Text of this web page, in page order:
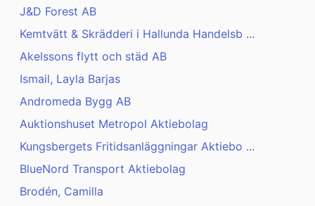
J&D Forest AB
Kemtvätt & Skrädderi i Hallunda Handelsb ...
Akelssons flytt och städ AB
Ismail, Layla Barjas
Andromeda Bygg AB
Auktionshuset Metropol Aktiebolag
Kungsbergets Fritidsanläggningar Aktiebo ...
BlueNord Transport Aktiebolag
Brodén, Camilla